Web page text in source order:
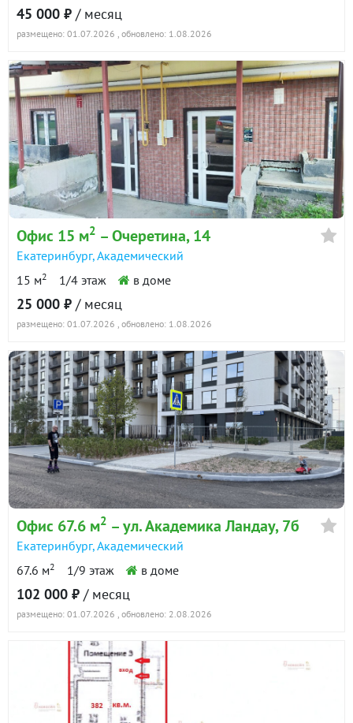
45 000 ₽ / месяц
размещено: 01.07.2026 , обновлено: 1.08.2026
Офис 15 м2 – Очеретина, 14
Екатеринбург,Академический
15 м2 1/4 этаж в доме
25 000 ₽ / месяц
размещено: 01.07.2026 , обновлено: 1.08.2026
Офис 67.6 м2 – ул. Академика Ландау, 7б
Екатеринбург,Академический
67.6 м2 1/9 этаж в доме
102 000 ₽ / месяц
размещено: 01.07.2026 , обновлено: 2.08.2026